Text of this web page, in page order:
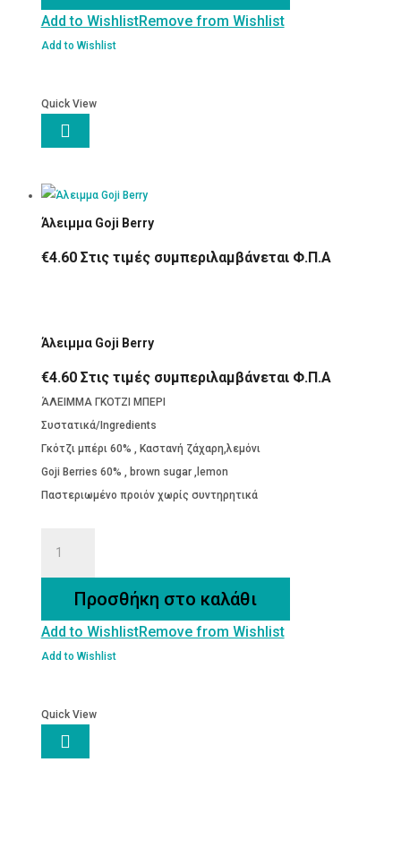
Add to WishlistRemove from Wishlist
Add to Wishlist
Quick View

Άλειμμα Goji Berry
€4.60 Στις τιμές συμπεριλαμβάνεται Φ.Π.Α
Άλειμμα Goji Berry
€4.60 Στις τιμές συμπεριλαμβάνεται Φ.Π.Α
ΆΛΕΙΜΜΑ ΓΚΟΤΖΙ ΜΠΕΡΙ
Συστατικά/Ingredients
Γκότζι μπέρι 60% , Καστανή ζάχαρη,λεμόνι
Goji Berries 60% , brown sugar ,lemon
Παστεριωμένο προιόν χωρίς συντηρητικά
ποσότηταΠροσθήκη στο καλάθι
Add to WishlistRemove from Wishlist
Add to Wishlist
Quick View
